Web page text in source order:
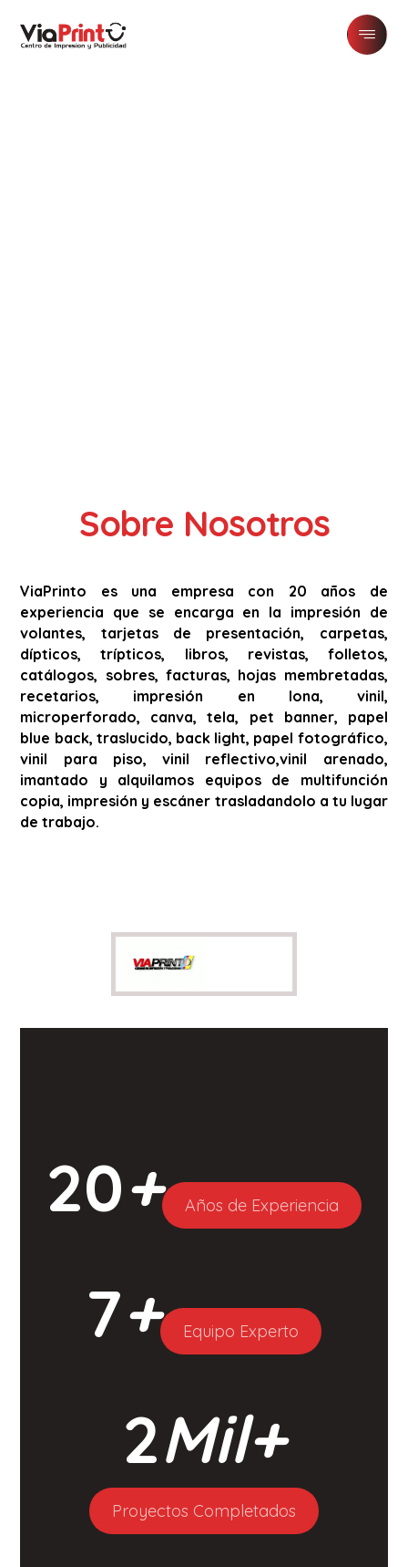
Sobre Nosotros
ViaPrinto es una empresa con 20 años de
experiencia que se encarga en la impresión de
volantes, tarjetas de presentación, carpetas,
dípticos, trípticos, libros, revistas, folletos,
catálogos, sobres, facturas, hojas membretadas,
recetarios, impresión en lona, vinil,
microperforado, canva, tela, pet banner, papel
blue back, traslucido, back light, papel fotográfico,
vinil para piso, vinil reflectivo,vinil arenado,
imantado y alquilamos equipos de multifunción
copia, impresión y escáner trasladandolo a tu lugar
de trabajo.
20+ Años de Experiencia
7+ Equipo Experto
2Mil+
Proyectos Completados